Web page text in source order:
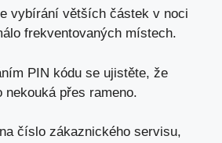
vybírání větších částek v noci
frekventovaných místech.
PIN kódu se ujistěte, že
nekouká přes rameno.
číslo zákaznického servisu,